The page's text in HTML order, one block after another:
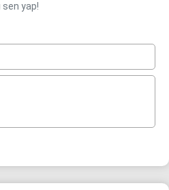
sen yap!